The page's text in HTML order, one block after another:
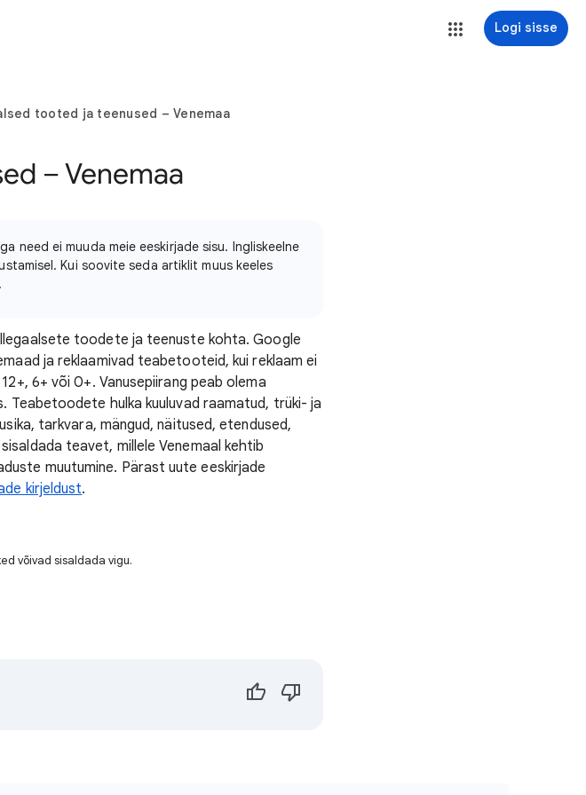
Logi sisse
tooted ja teenused – Venemaa
– Venemaa
need ei muuda meie eeskirjade sisu. Ingliskeelne
Kui soovite seda artiklit muus keeles
toodete ja teenuste kohta. Google
ja reklaamivad teabetooteid, kui reklaam ei
6+ või 0+. Vanusepiirang peab olema
Teabetoodete hulka kuuluvad raamatud, trüki- ja
tarkvara, mängud, näitused, etendused,
teavet, millele Venemaal kehtib
muutumine. Pärast uute eeskirjade
kirjeldust.
võivad sisaldada vigu.